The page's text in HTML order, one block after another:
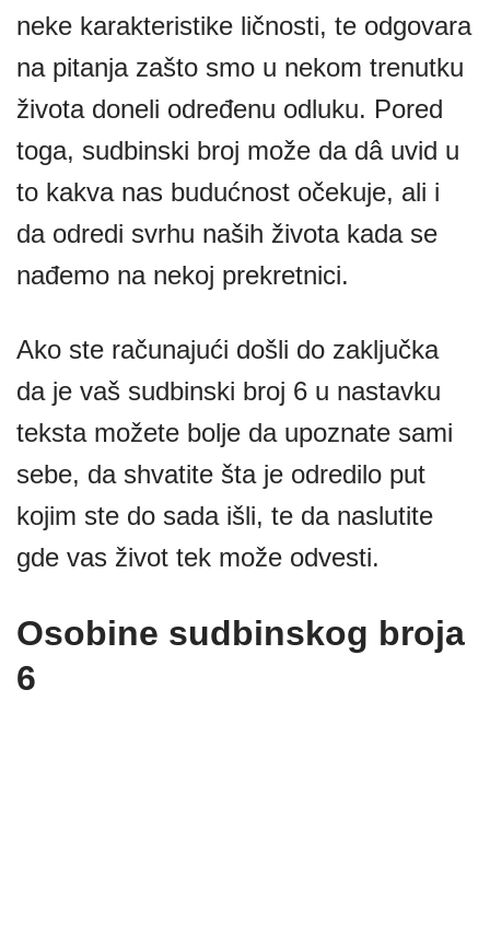
neke karakteristike ličnosti, te odgovara
na pitanja zašto smo u nekom trenutku
života doneli određenu odluku. Pored
toga, sudbinski broj može da dâ uvid u
to kakva nas budućnost očekuje, ali i
da odredi svrhu naših života kada se
nađemo na nekoj prekretnici.
Ako ste računajući došli do zaključka
da je vaš sudbinski broj 6 u nastavku
teksta možete bolje da upoznate sami
sebe, da shvatite šta je odredilo put
kojim ste do sada išli, te da naslutite
gde vas život tek može odvesti.
Osobine sudbinskog broja
6